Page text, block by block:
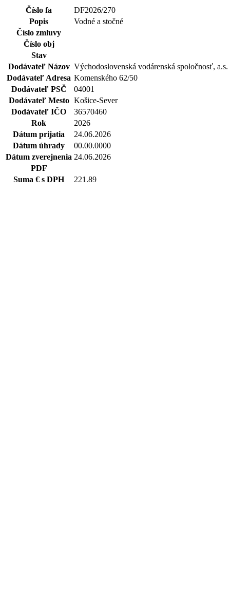
Číslo fa
DF2026/270
Popis
Vodné a stočné
Číslo zmluvy
Číslo obj
Stav
Dodávateľ Názov Východoslovenská vodárenská spoločnosť, a.s.
Dodávateľ Adresa Komenského 62/50
Dodávateľ PSČ
04001
Dodávateľ Mesto Košice-Sever
Dodávateľ IČO
36570460
Rok
2026
Dátum prijatia
24.06.2026
Dátum úhrady
00.00.0000
Dátum zverejnenia 24.06.2026
PDF
Suma € s DPH
221.89